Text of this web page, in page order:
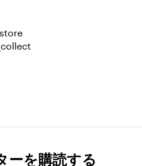
ーを購読する